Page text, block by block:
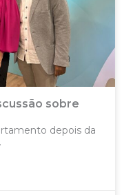
sobre
depois da